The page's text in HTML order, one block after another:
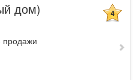
дом) 4
продажи